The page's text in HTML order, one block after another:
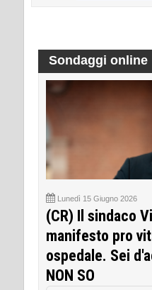
Sondaggi online
Lunedì 15 Giugno 2026
(CR) Il sindaco
manifesto pro
ospedale. Sei
NON SO